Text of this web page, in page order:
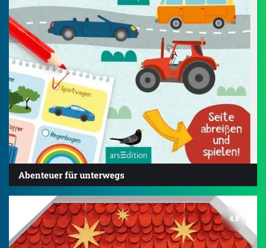
Abenteuer für unterwegs
4.8